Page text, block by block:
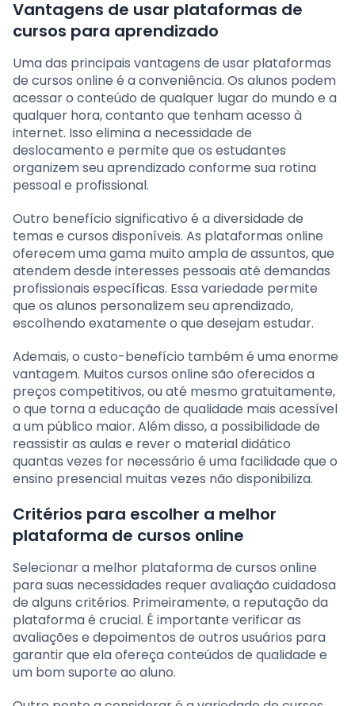
Vantagens de usar plataformas de
cursos para aprendizado
Uma das principais vantagens de usar plataformas
de cursos online é a conveniência. Os alunos podem
acessar o conteúdo de qualquer lugar do mundo e a
qualquer hora, contanto que tenham acesso à
internet. Isso elimina a necessidade de
deslocamento e permite que os estudantes
organizem seu aprendizado conforme sua rotina
pessoal e profissional.
Outro benefício significativo é a diversidade de
temas e cursos disponíveis. As plataformas online
oferecem uma gama muito ampla de assuntos, que
atendem desde interesses pessoais até demandas
profissionais específicas. Essa variedade permite
que os alunos personalizem seu aprendizado,
escolhendo exatamente o que desejam estudar.
Ademais, o custo-benefício também é uma enorme
vantagem. Muitos cursos online são oferecidos a
preços competitivos, ou até mesmo gratuitamente,
o que torna a educação de qualidade mais acessível
a um público maior. Além disso, a possibilidade de
reassistir as aulas e rever o material didático
quantas vezes for necessário é uma facilidade que o
ensino presencial muitas vezes não disponibiliza.
Critérios para escolher a melhor
plataforma de cursos online
Selecionar a melhor plataforma de cursos online
para suas necessidades requer avaliação cuidadosa
de alguns critérios. Primeiramente, a reputação da
plataforma é crucial. É importante verificar as
avaliações e depoimentos de outros usuários para
garantir que ela ofereça conteúdos de qualidade e
um bom suporte ao aluno.